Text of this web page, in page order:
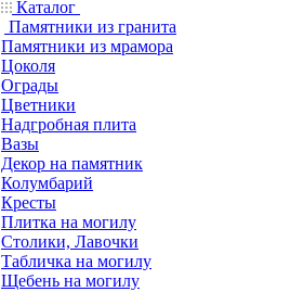
Каталог
Памятники из гранита
Памятники из мрамора
Цоколя
Ограды
Цветники
Надгробная плита
Вазы
Декор на памятник
Колумбарий
Кресты
Плитка на могилу
Столики, Лавочки
Табличка на могилу
Щебень на могилу